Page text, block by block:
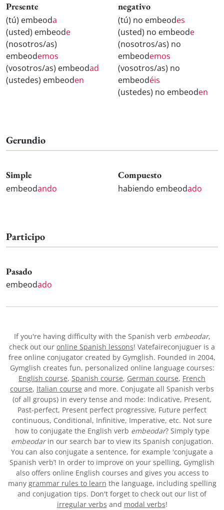
Presente
(tú) embeoda
(usted) embeode
(nosotros/as)
embeodemos
(vosotros/as) embeodad
(ustedes) embeoden
negativo
(tú) no embeodes
(usted) no embeode
(nosotros/as) no
embeodemos
(vosotros/as) no
embeodéis
(ustedes) no embeoden
Gerundio
Simple
embeodando
Compuesto
habiendo embeodado
Participo
Pasado
embeodado
If you're having difficulty with the Spanish verb embeodar,
check out our online Spanish lessons! Vatefaireconjuguer is a
free online conjugator created by Gymglish. Founded in 2004,
Gymglish creates fun, personalized online language courses:
English course, Spanish course, German course, French
course, Italian course and more. Conjugate all Spanish verbs
(of all groups) in every tense and mode: Indicative, Present,
Past-perfect, Present perfect progressive, Future perfect
continuous, Conditional, Infinitive, Imperative, etc. Not sure
how to conjugate the English verb embeodar? Simply type
embeodarin our search bar to view its Spanish conjugation.
You can also conjugate a sentence, for example 'conjugate a
Spanish verb’! In order to improve on your spelling, Gymglish
also offers online English courses and gives you access to
many grammar rules to learn the language, including spelling
and conjugation tips. Don't forget to check out our list of
irregular verbs and modal verbs!